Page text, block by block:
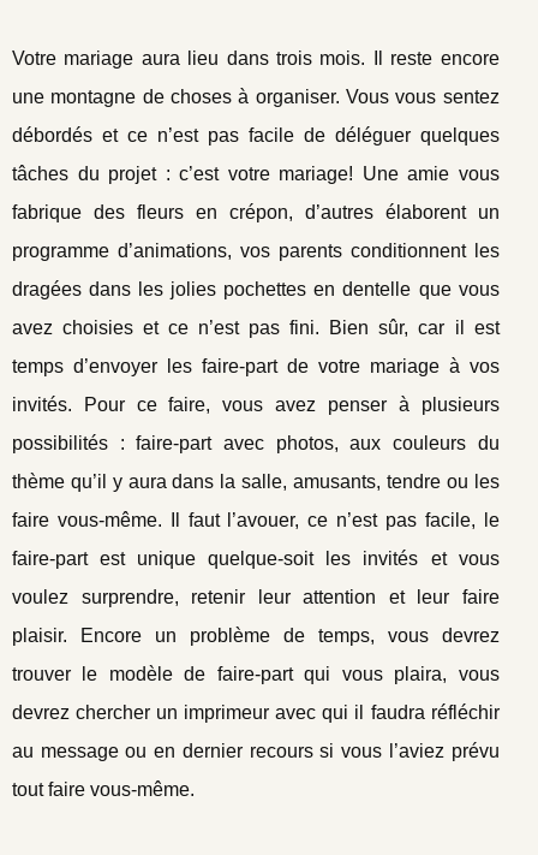
Votre mariage aura lieu dans trois mois. Il reste encore
une montagne de choses à organiser. Vous vous sentez
débordés et ce n’est pas facile de déléguer quelques
tâches du projet : c’est votre mariage! Une amie vous
fabrique des fleurs en crépon, d’autres élaborent un
programme d’animations, vos parents conditionnent les
dragées dans les jolies pochettes en dentelle que vous
avez choisies et ce n’est pas fini. Bien sûr, car il est
temps d’envoyer les faire-part de votre mariage à vos
invités. Pour ce faire, vous avez penser à plusieurs
possibilités : faire-part avec photos, aux couleurs du
thème qu’il y aura dans la salle, amusants, tendre ou les
faire vous-même. Il faut l’avouer, ce n’est pas facile, le
faire-part est unique quelque-soit les invités et vous
voulez surprendre, retenir leur attention et leur faire
plaisir. Encore un problème de temps, vous devrez
trouver le modèle de faire-part qui vous plaira, vous
devrez chercher un imprimeur avec qui il faudra réfléchir
au message ou en dernier recours si vous l’aviez prévu
tout faire vous-même.